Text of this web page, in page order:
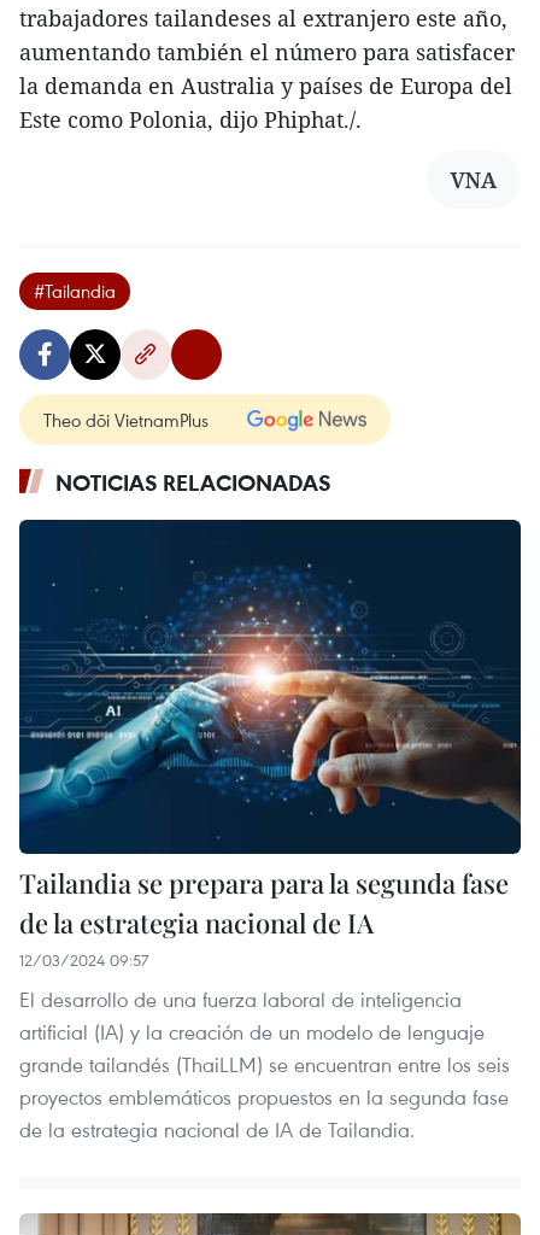
trabajadores tailandeses al extranjero este año,
aumentando también el número para satisfacer
la demanda en Australia y países de Europa del
Este como Polonia, dijo Phiphat./.
VNA
#Tailandia
Theo dõi VietnamPlus
NOTICIAS RELACIONADAS
Tailandia se prepara para la segunda fase
de la estrategia nacional de IA
12/03/2024 09:57
El desarrollo de una fuerza laboral de inteligencia
artificial (IA) y la creación de un modelo de lenguaje
grande tailandés (ThaiLLM) se encuentran entre los seis
proyectos emblemáticos propuestos en la segunda fase
de la estrategia nacional de IA de Tailandia.